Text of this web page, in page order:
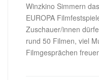
Winzkino Simmern
EUROPA
Zuschauer/innen
rund 50 Filmen, viel
Filmgesprächen